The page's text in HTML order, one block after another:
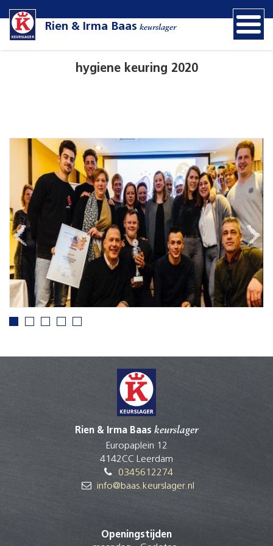
Rien & Irma Baas keurslager
hygiene keuring 2020
Rien & Irma Baas keurslager
Europaplein 12
4142CC Leerdam
0345612274
info@baas.keurslager.nl
Openingstijden